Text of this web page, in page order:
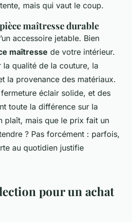
mais qui vaut le coup.
maîtresse durable
accessoire jetable. Bien
maîtresse de votre intérieur.
qualité de la couture, la
la provenance des matériaux.
éclair solide, et des
toute la différence sur la
plaît, mais que le prix fait un
? Pas forcément : parfois,
au quotidien justifie
pour un achat